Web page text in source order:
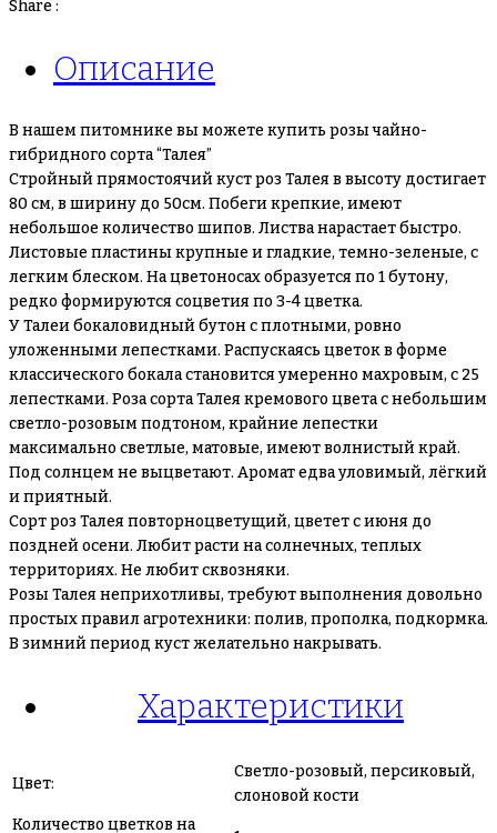
Share :
Описание
В нашем питомнике вы можете купить розы чайно-
гибридного сорта “Талея”
Стройный прямостоячий куст роз Талея в высоту достигает
80 см, в ширину до 50см. Побеги крепкие, имеют
небольшое количество шипов. Листва нарастает быстро.
Листовые пластины крупные и гладкие, темно-зеленые, с
легким блеском. На цветоносах образуется по 1 бутону,
редко формируются соцветия по 3-4 цветка.
У Талеи бокаловидный бутон с плотными, ровно
уложенными лепестками. Распускаясь цветок в форме
классического бокала становится умеренно махровым, с 25
лепестками. Роза сорта Талея кремового цвета с небольшим
светло-розовым подтоном, крайние лепестки
максимально светлые, матовые, имеют волнистый край.
Под солнцем не выцветают. Аромат едва уловимый, лёгкий
и приятный.
Сорт роз Талея повторноцветущий, цветет с июня до
поздней осени. Любит расти на солнечных, теплых
территориях. Не любит сквозняки.
Розы Талея неприхотливы, требуют выполнения довольно
простых правил агротехники: полив, прополка, подкормка.
В зимний период куст желательно накрывать.
Характеристики
Цвет:
Светло-розовый, персиковый,
слоновой кости
Количество цветков на